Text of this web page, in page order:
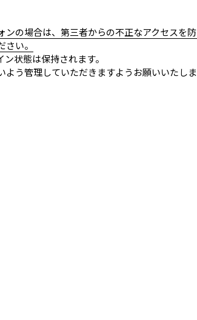
の場合は、第三者からの不正なアクセスを
い。
状態は保持されます。
う管理していただきますようお願いいたし